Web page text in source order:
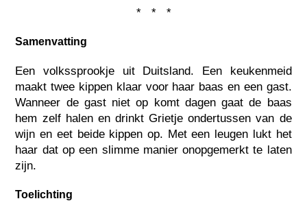
* * *
Samenvatting
Een volkssprookje uit Duitsland. Een keukenmeid
maakt twee kippen klaar voor haar baas en een gast.
Wanneer de gast niet op komt dagen gaat de baas
hem zelf halen en drinkt Grietje ondertussen van de
wijn en eet beide kippen op. Met een leugen lukt het
haar dat op een slimme manier onopgemerkt te laten
zijn.
Toelichting